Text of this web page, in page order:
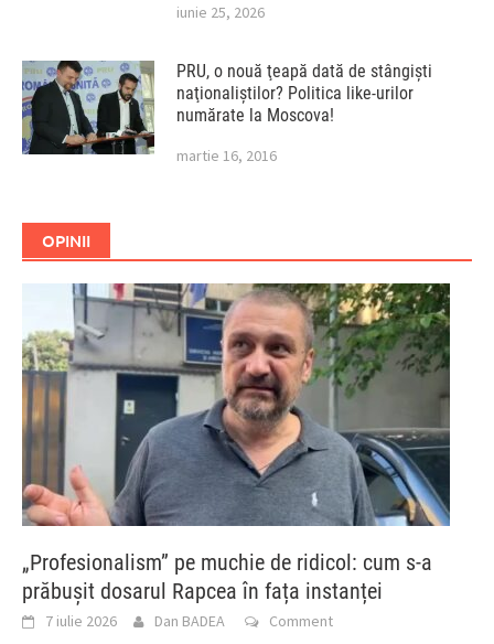
iunie 25, 2026
PRU, o nouă ţeapă dată de stângişti
naţionaliştilor? Politica like-urilor
numărate la Moscova!
martie 16, 2016
OPINII
„Profesionalism” pe muchie de ridicol: cum s-a
prăbușit dosarul Rapcea în fața instanței
7 iulie 2026 Dan BADEA Comment